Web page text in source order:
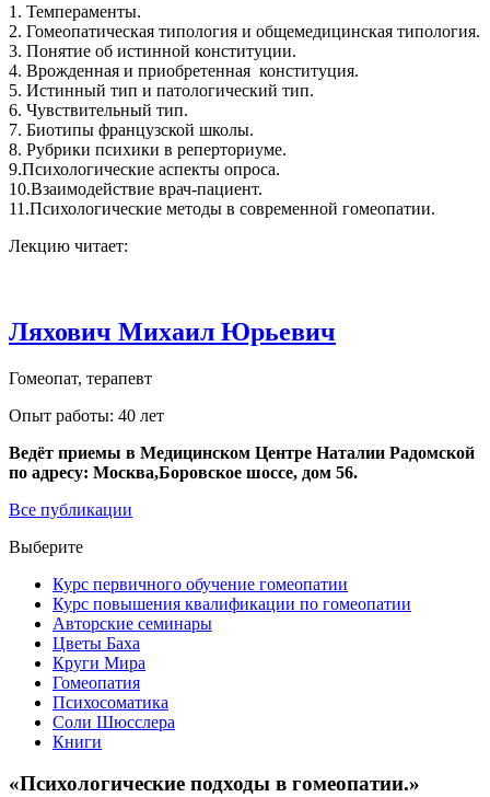
1. Темпераменты.
2. Гомеопатическая типология и общемедицинская типология.
3. Понятие об истинной конституции.
4. Врожденная и приобретенная конституция.
5. Истинный тип и патологический тип.
6. Чувствительный тип.
7. Биотипы французской школы.
8. Рубрики психики в реперториуме.
9.Психологические аспекты опроса.
10.Взаимодействие врач-пациент.
11.Психологические методы в современной гомеопатии.
Лекцию читает:
Ляхович Михаил Юрьевич
Гомеопат, терапевт
Опыт работы: 40 лет
Ведёт приемы в Медицинском Центре Наталии Радомской
по адресу: Москва,Боровское шоссе, дом 56.
Все публикации
Выберите
Курс первичного обучение гомеопатии
Курс повышения квалификации по гомеопатии
Авторские семинары
Цветы Баха
Круги Мира
Гомеопатия
Психосоматика
Соли Шюсслера
Книги
«Психологические подходы в гомеопатии.»